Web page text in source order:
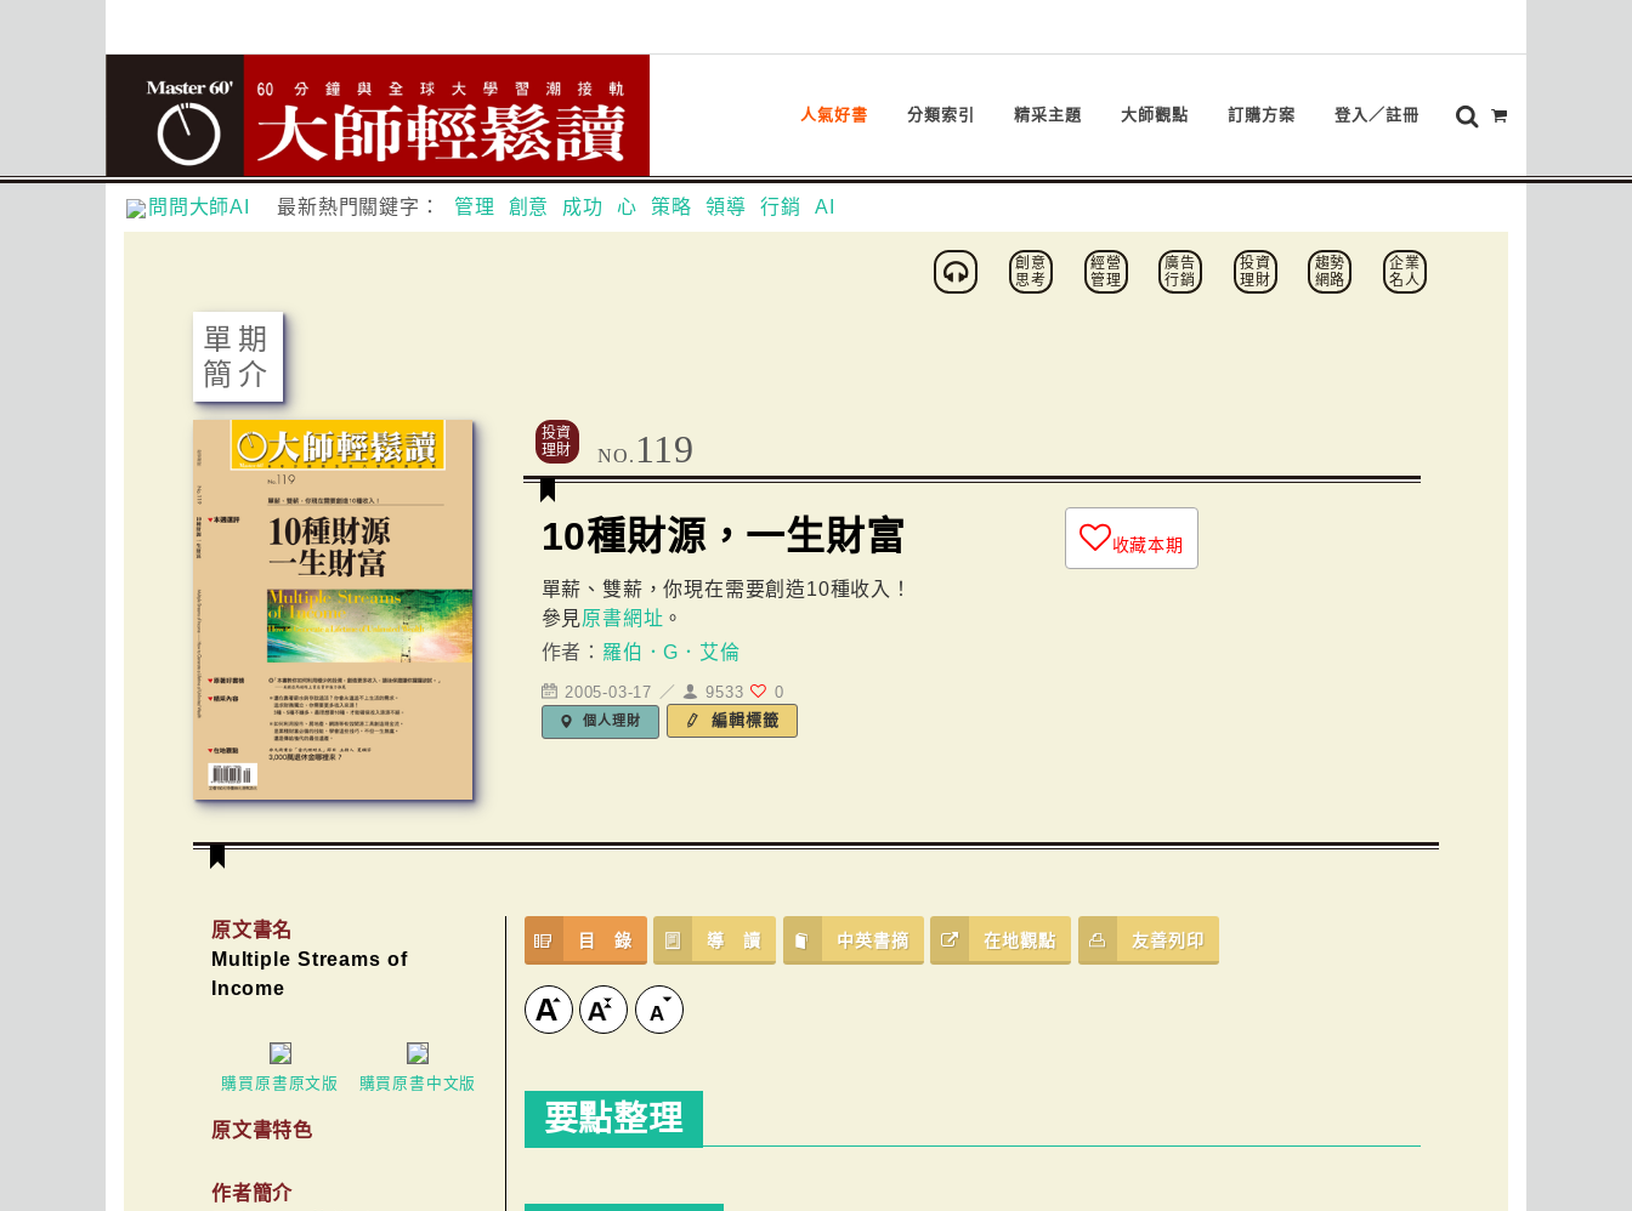
人氣好書 分類索引 精采主題 大師觀點 訂購方案 登入／註冊
問問大師AI 最新熱門關鍵字： 管理 創意 成功 心 策略 領導 行銷 AI
創意
思考
經營
管理
廣告
行銷
投資
理財
趨勢
網路
企業
名人
單期
簡介
投資
理財
NO. 119
10種財源，一生財富
單薪、雙薪，你現在需要創造10種收入！
參見原書網址 。
作者： 羅伯．G．艾倫
2005-03-17 ／ 9533 0
個人理財 編輯標籤
收藏本期
原文書名
Multiple Streams of
Income
購買原書原文版 購買原書中文版
原文書特色
作者簡介
目 錄 導 讀 中英書摘 在地觀點 友善列印
要點整理